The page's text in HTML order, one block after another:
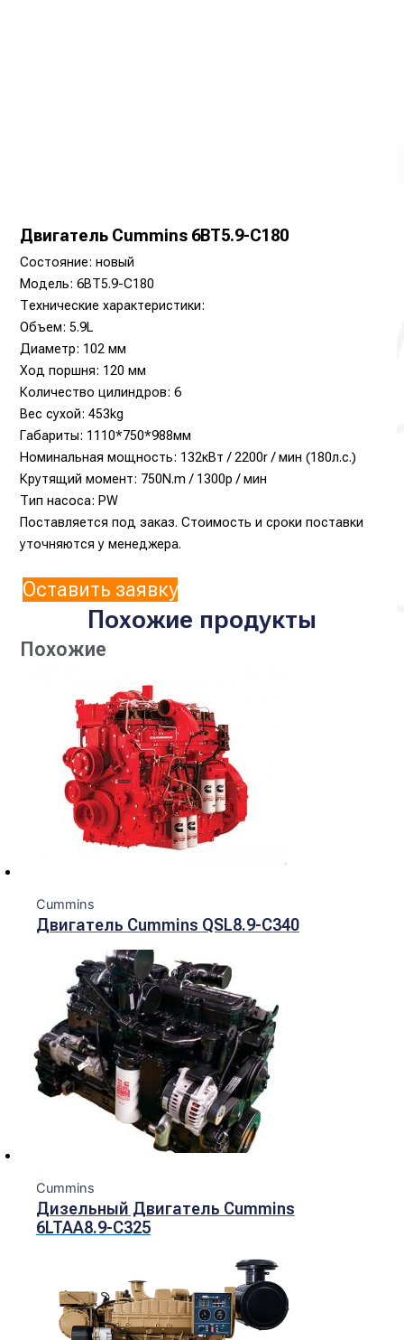
Двигатель Cummins 6BT5.9-C180
Состояние: новый
Модель: 6BT5.9-C180
Технические характеристики:
Объем: 5.9L
Диаметр: 102 мм
Ход поршня: 120 мм
Количество цилиндров: 6
Вес сухой: 453kg
Габариты: 1110*750*988мм
Номинальная мощность: 132кВт / 2200r / мин (180л.с.)
Крутящий момент: 750N.m / 1300р / мин
Тип насоса: PW
Поставляется под заказ. Стоимость и сроки поставки
уточняются у менеджера.
Оставить заявку
Похожие продукты
Похожие
Cummins
Двигатель Cummins QSL8.9-C340
Cummins
Дизельный Двигатель Cummins
6LTAA8.9-C325